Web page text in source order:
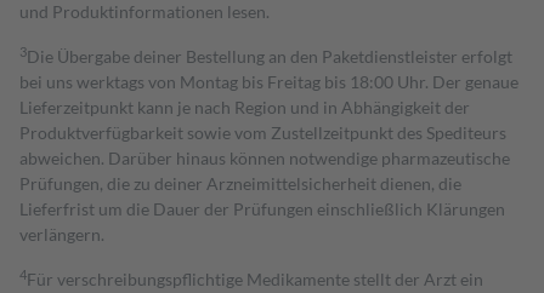
und Produktinformationen lesen.
3Die Übergabe deiner Bestellung an den Paketdienstleister erfolgt
bei uns werktags von Montag bis Freitag bis 18:00 Uhr. Der genaue
Lieferzeitpunkt kann je nach Region und in Abhängigkeit der
Produktverfügbarkeit sowie vom Zustellzeitpunkt des Spediteurs
abweichen. Darüber hinaus können notwendige pharmazeutische
Prüfungen, die zu deiner Arzneimittelsicherheit dienen, die
Lieferfrist um die Dauer der Prüfungen einschließlich Klärungen
verlängern.
4Für verschreibungspflichtige Medikamente stellt der Arzt ein